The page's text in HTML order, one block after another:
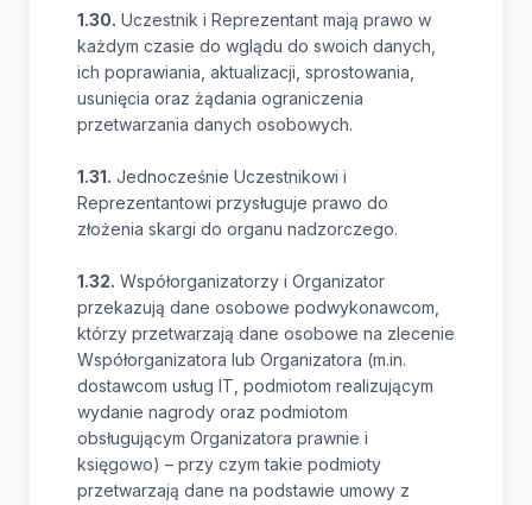
1.30. Uczestnik i Reprezentant mają prawo w
każdym czasie do wglądu do swoich danych,
ich poprawiania, aktualizacji, sprostowania,
usunięcia oraz żądania ograniczenia
przetwarzania danych osobowych.
1.31. Jednocześnie Uczestnikowi i
Reprezentantowi przysługuje prawo do
złożenia skargi do organu nadzorczego.
1.32. Współorganizatorzy i Organizator
przekazują dane osobowe podwykonawcom,
którzy przetwarzają dane osobowe na zlecenie
Współorganizatora lub Organizatora (m.in.
dostawcom usług IT, podmiotom realizującym
wydanie nagrody oraz podmiotom
obsługującym Organizatora prawnie i
księgowo) – przy czym takie podmioty
przetwarzają dane na podstawie umowy z